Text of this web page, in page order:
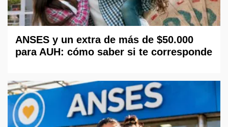
ANSES y un extra de más de $50.000
para AUH: cómo saber si te corresponde